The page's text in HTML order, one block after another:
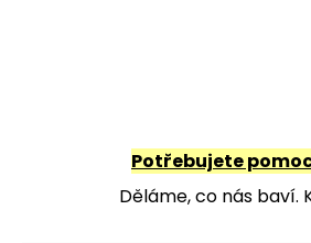
Potřebujete
Děláme, co nás baví.